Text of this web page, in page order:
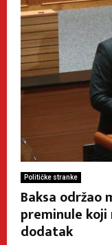
Političke stranke
Baksa održao
preminule
dodatak